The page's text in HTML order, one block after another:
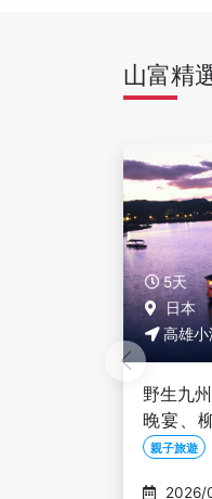
山富精
6天
日本
高雄
南北九
山、鵜
金麟湖
歷史古蹟
2026/